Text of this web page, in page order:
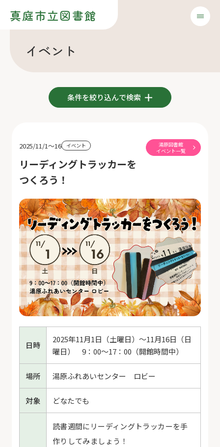
真庭市立図書館
イベント
条件を絞り込んで検索
2025/11/1～16 イベント
リーディングトラッカーを
つくろう！
湯原図書館
イベント一覧
日時
2025年11月1日（土曜日）～11月16日（日
曜日） 9：00～17：00（開館時間中）
場所 湯原ふれあいセンター ロビー
対象 どなたでも
読書週間にリーディングトラッカーを手
作りしてみましょう！